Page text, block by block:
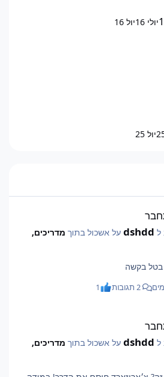
יולי 16 יול 16
יול 25
ל dshddעל אשכול בתוך מדריכים,
בקשה
1
ל dshddעל אשכול בתוך מדריכים,